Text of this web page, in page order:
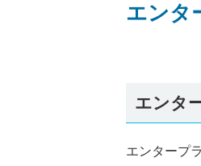
エンタ
エンタ
エンタープ